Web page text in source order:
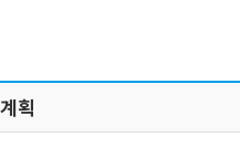
계획